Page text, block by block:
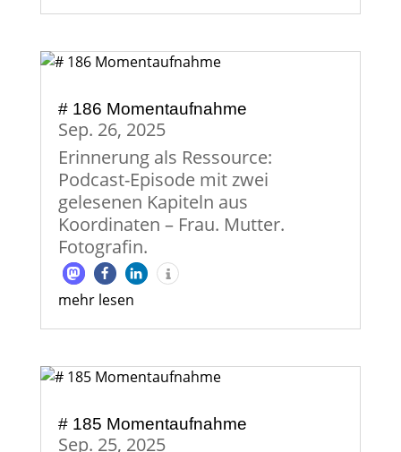
# 186 Momentaufnahme
Sep. 26, 2025
Erinnerung als Ressource:
Podcast-Episode mit zwei
gelesenen Kapiteln aus
Koordinaten – Frau. Mutter.
Fotografin.
mehr lesen
# 185 Momentaufnahme
Sep. 25, 2025